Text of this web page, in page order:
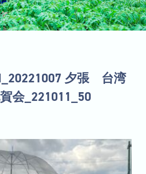
夕張 台湾
会_221011_50